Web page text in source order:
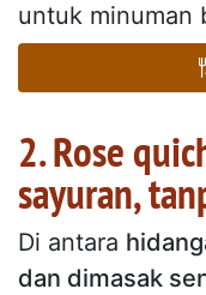
untuk minuman
2. Rose
sayuran,
Di antara
dan dimasak